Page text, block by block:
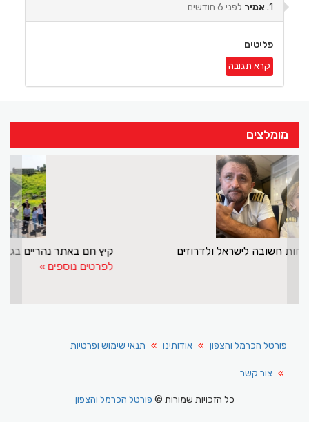
אמירלפני 6 חודשים
פליטים
קרא תגובה
מומלצים
מנסור אשקר עושה שליחות חשובה לישראל ולדרוזים
> <
פורטל הכרמל והצפון אודותינו תנאי שימוש ופרטיות
צור קשר
כל הזכויות שמורות ©פורטל הכרמל והצפון